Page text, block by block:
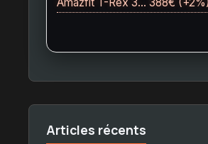
Articles récents